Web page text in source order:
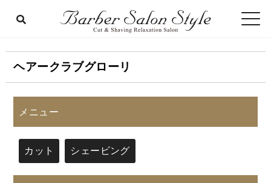
ヘアークラブグローリ
メニュー
カット シェービング